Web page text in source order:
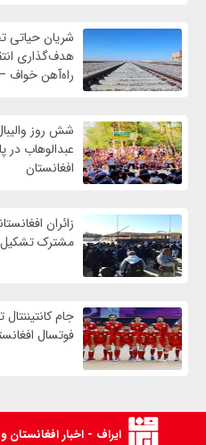
شریان حیاتی
هدف‌گذاری
راه‌آهن خواف
شش روز
عبدالوهاب در
افغانستان
زائران
مشترک تشکیل
جام
فوتسال
ایراف - اخبار افغانستان و